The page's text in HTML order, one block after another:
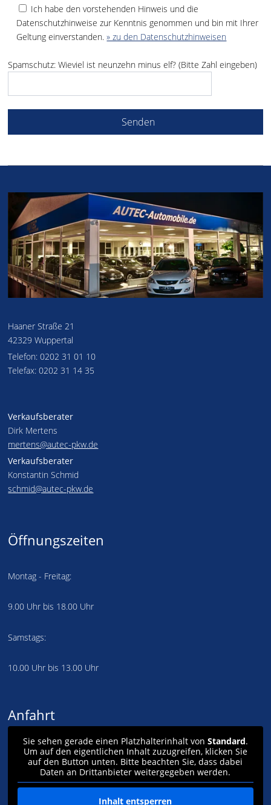
Ich habe den vorstehenden Hinweis und die
Datenschutzhinweise zur Kenntnis genommen und bin mit Ihrer
Geltung einverstanden.» zu den Datenschutzhinweisen
Spamschutz: Wieviel ist neunzehn minus elf? (Bitte Zahl eingeben)
Haaner Straße 21
42329 Wuppertal
Telefon: 0202 31 01 10
Telefax: 0202 31 14 35
Verkaufsberater
Dirk Mertens
mertens@autec-pkw.de
Verkaufsberater
Konstantin Schmid
schmid@autec-pkw.de
Öffnungszeiten
Montag - Freitag:
9.00 Uhr bis 18.00 Uhr
Samstags:
10.00 Uhr bis 13.00 Uhr
Anfahrt
Sie sehen gerade einen Platzhalterinhalt von Standard.
Um auf den eigentlichen Inhalt zuzugreifen, klicken Sie
auf den Button unten. Bitte beachten Sie, dass dabei
Daten an Drittanbieter weitergegeben werden.
Inhalt entsperren